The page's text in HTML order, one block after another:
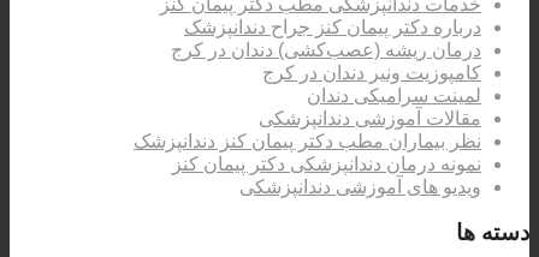
درباره دکتر پیمان کنز جراح دندانپزشک
درمان ریشه (عصب‌کشی) دندان در کرج
کامپوزیت ونیر دندان در کرج
لمینت سرامیکی دندان
مقالات آموزشی دندانپزشکی
نظر بیماران مطب دکتر پیمان کنز دندانپزشک
نمونه درمان دندانپزشکی دکتر پیمان کنز
ویدیو های آموزشی دندانپزشکی
دسته ها